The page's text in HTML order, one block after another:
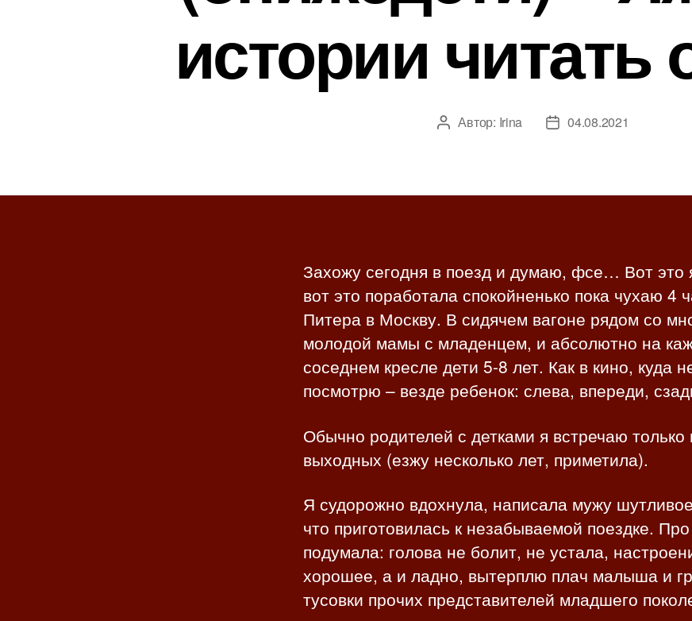
истории читать
А
р
и
с
и
Автор: Irina
Д
з
с
и
04.08.2021
Захожу сегодня в поезд и думаю, фсе… Вот это
вот это поработала спокойненько пока чухаю 4
Питера в Москву. В сидячем вагоне рядом со
молодой мамы с младенцем, и абсолютно на
соседнем кресле дети 5-8 лет. Как в кино, куда
посмотрю – везде ребенок: слева, впереди,
Обычно родителей с детками я встречаю только
выходных (езжу несколько лет, приметила).
Я судорожно вдохнула, написала мужу
что приготовилась к незабываемой поездке.
подумала: голова не болит, не устала,
хорошее, а и ладно, вытерплю плач малыша и
тусовки прочих представителей младшего